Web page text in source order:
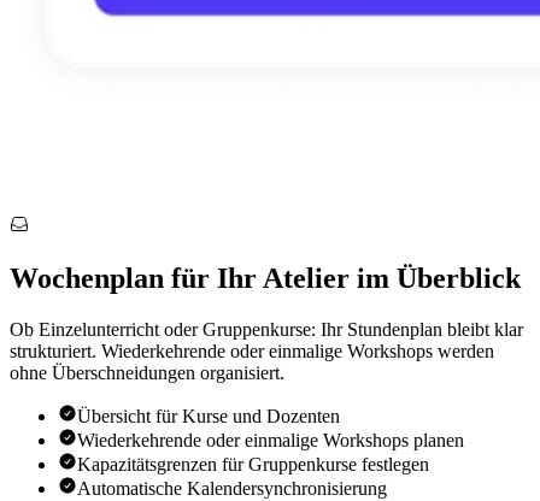
Wochenplan für Ihr Atelier im Überblick
Ob Einzelunterricht oder Gruppenkurse: Ihr Stundenplan bleibt klar
strukturiert. Wiederkehrende oder einmalige Workshops werden
ohne Überschneidungen organisiert.
Übersicht für Kurse und Dozenten
Wiederkehrende oder einmalige Workshops planen
Kapazitätsgrenzen für Gruppenkurse festlegen
Automatische Kalendersynchronisierung